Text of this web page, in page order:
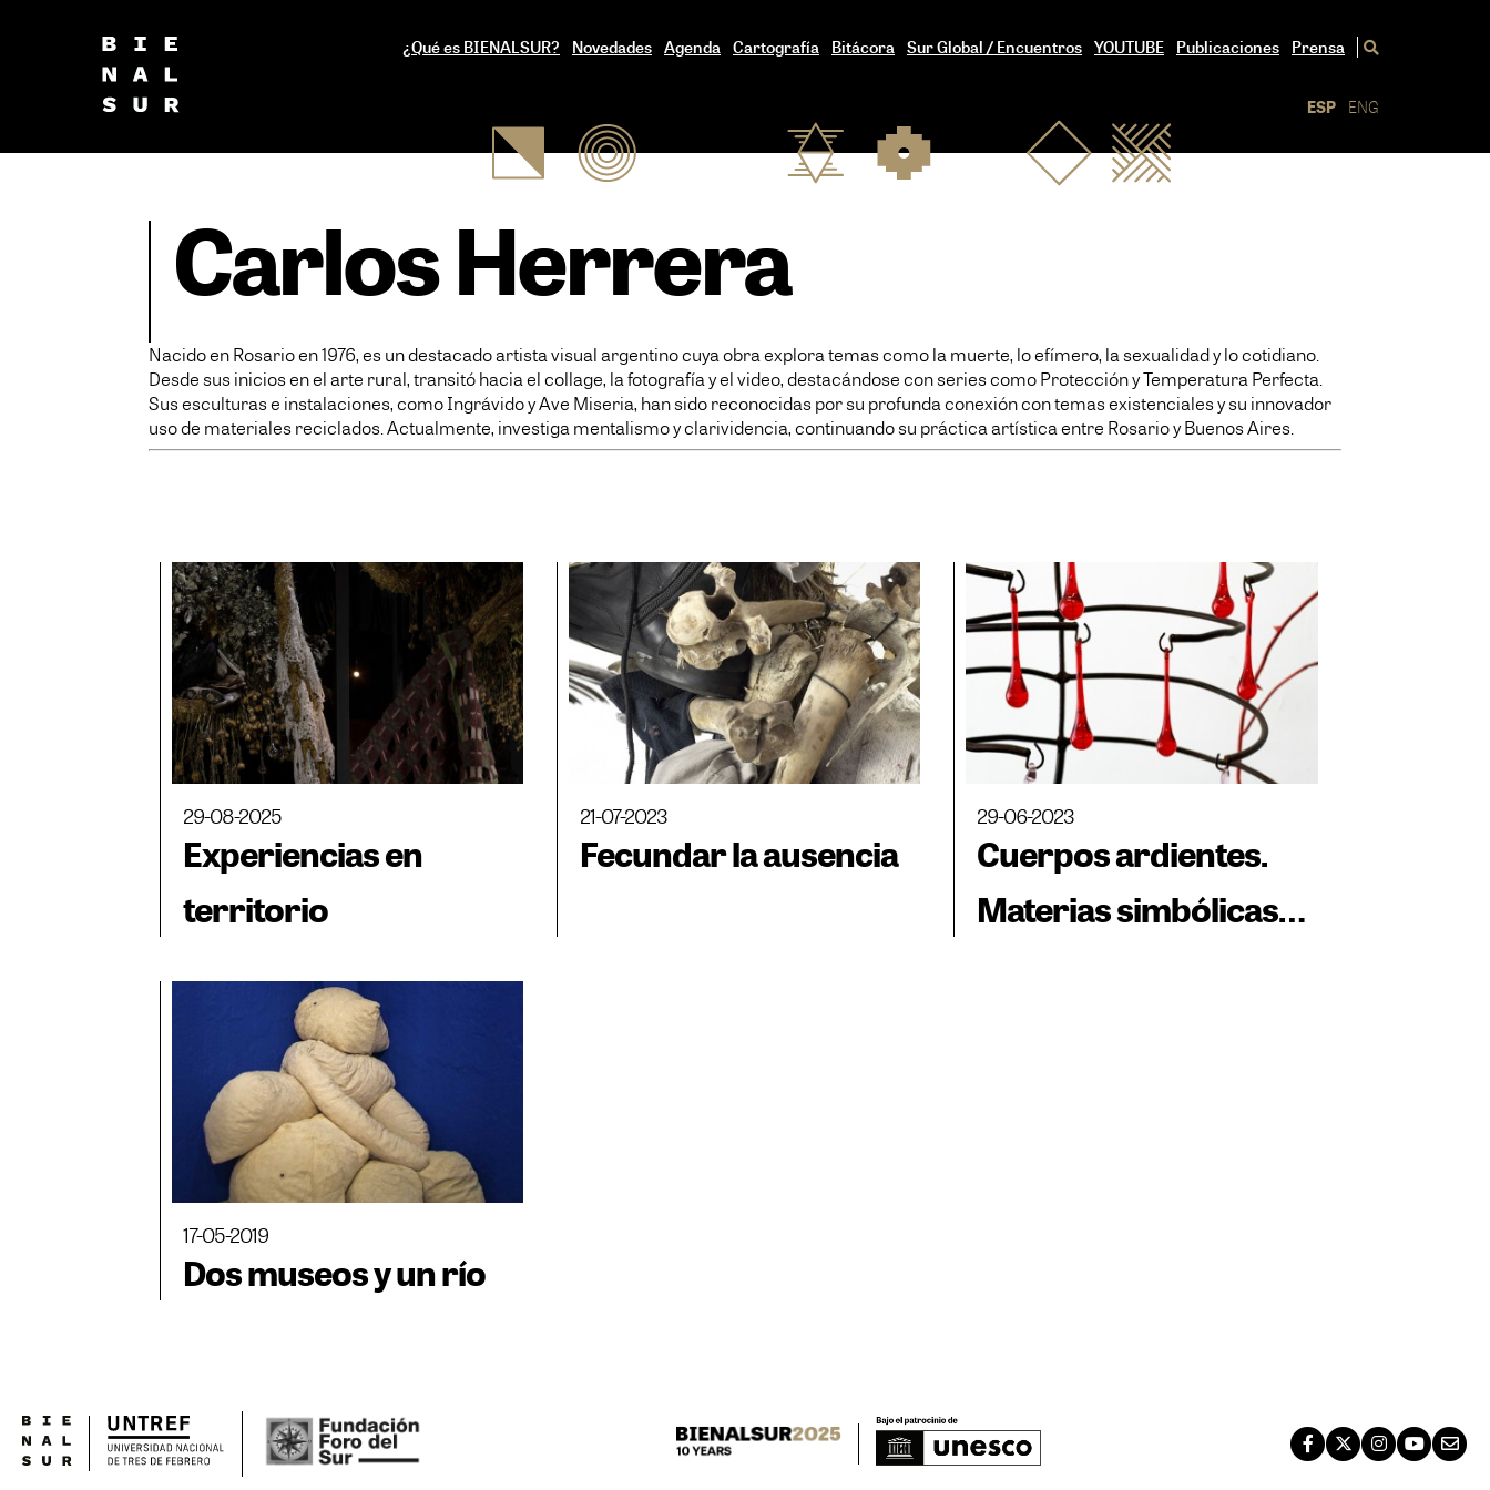
¿Qué es BIENALSUR? Novedades Agenda Cartografía Bitácora Sur Global / Encuentros YOUTUBE Publicaciones Prensa
ESP ENG
Carlos Herrera
Nacido en Rosario en 1976, es un destacado artista visual argentino cuya obra explora temas como la muerte, lo efímero, la sexualidad y lo cotidiano.
Desde sus inicios en el arte rural, transitó hacia el collage, la fotografía y el video, destacándose con series como Protección y Temperatura Perfecta.
Sus esculturas e instalaciones, como Ingrávido y Ave Miseria, han sido reconocidas por su profunda conexión con temas existenciales y su innovador
uso de materiales reciclados. Actualmente, investiga mentalismo y clarividencia, continuando su práctica artística entre Rosario y Buenos Aires.
29-08-2025
Experiencias en
territorio
21-07-2023
Fecundar la ausencia
29-06-2023
Cuerpos ardientes.
Materias simbólicas
17-05-2019
Dos museos y un río